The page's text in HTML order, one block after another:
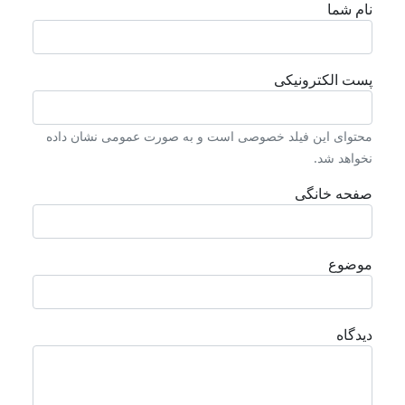
نام شما
پست الکترونیکی
محتوای این فیلد خصوصی است و به صورت عمومی نشان داده
نخواهد شد.
صفحه خانگی
موضوع
دیدگاه